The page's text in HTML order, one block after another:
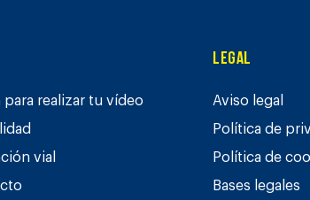
para realizar tu vídeo
vial
Legal
Aviso legal
Política de
Política de
Bases legales